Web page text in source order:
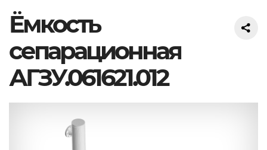
Ёмкость
сепарационная
АГЗУ.061621.012